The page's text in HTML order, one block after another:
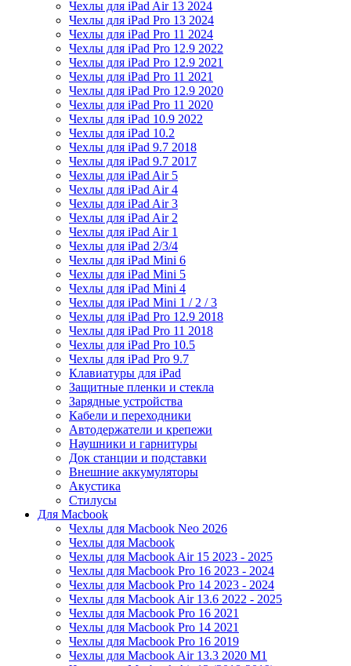
Чехлы для iPad Air 13 2024
Чехлы для iPad Pro 13 2024
Чехлы для iPad Pro 11 2024
Чехлы для iPad Pro 12.9 2022
Чехлы для iPad Pro 12.9 2021
Чехлы для iPad Pro 11 2021
Чехлы для iPad Pro 12.9 2020
Чехлы для iPad Pro 11 2020
Чехлы для iPad 10.9 2022
Чехлы для iPad 10.2
Чехлы для iPad 9.7 2018
Чехлы для iPad 9.7 2017
Чехлы для iPad Air 5
Чехлы для iPad Air 4
Чехлы для iPad Air 3
Чехлы для iPad Air 2
Чехлы для iPad Air 1
Чехлы для iPad 2/3/4
Чехлы для iPad Mini 6
Чехлы для iPad Mini 5
Чехлы для iPad Mini 4
Чехлы для iPad Mini 1 / 2 / 3
Чехлы для iPad Pro 12.9 2018
Чехлы для iPad Pro 11 2018
Чехлы для iPad Pro 10.5
Чехлы для iPad Pro 9.7
Клавиатуры для iPad
Защитные пленки и стекла
Зарядные устройства
Кабели и переходники
Автодержатели и крепежи
Наушники и гарнитуры
Док станции и подставки
Внешние аккумуляторы
Акустика
Стилусы
Для Macbook
Чехлы для Macbook Neo 2026
Чехлы для Macbook
Чехлы для Macbook Air 15 2023 - 2025
Чехлы для Macbook Pro 16 2023 - 2024
Чехлы для Macbook Pro 14 2023 - 2024
Чехлы для Macbook Air 13.6 2022 - 2025
Чехлы для Macbook Pro 16 2021
Чехлы для Macbook Pro 14 2021
Чехлы для Macbook Pro 16 2019
Чехлы для Macbook Air 13.3 2020 M1